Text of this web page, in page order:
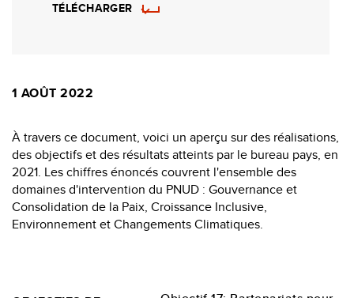
TÉLÉCHARGER
1 AOÛT 2022
À travers ce document, voici un aperçu sur des réalisations,
des objectifs et des résultats atteints par le bureau pays, en
2021. Les chiffres énoncés couvrent l'ensemble des
domaines d'intervention du PNUD : Gouvernance et
Consolidation de la Paix, Croissance Inclusive,
Environnement et Changements Climatiques.